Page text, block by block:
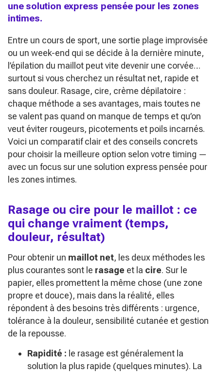
une solution express pensée pour les zones
intimes.
Entre un cours de sport, une sortie plage improvisée
ou un week-end qui se décide à la dernière minute,
l’épilation du maillot peut vite devenir une corvée…
surtout si vous cherchez un résultat net, rapide et
sans douleur. Rasage, cire, crème dépilatoire :
chaque méthode a ses avantages, mais toutes ne
se valent pas quand on manque de temps et qu’on
veut éviter rougeurs, picotements et poils incarnés.
Voici un comparatif clair et des conseils concrets
pour choisir la meilleure option selon votre timing —
avec un focus sur une solution express pensée pour
les zones intimes.
Rasage ou cire pour le maillot : ce
qui change vraiment (temps,
douleur, résultat)
Pour obtenir un maillot net, les deux méthodes les
plus courantes sont le rasage et la cire. Sur le
papier, elles promettent la même chose (une zone
propre et douce), mais dans la réalité, elles
répondent à des besoins très différents : urgence,
tolérance à la douleur, sensibilité cutanée et gestion
de la repousse.
Rapidité : le rasage est généralement la
solution la plus rapide (quelques minutes). La